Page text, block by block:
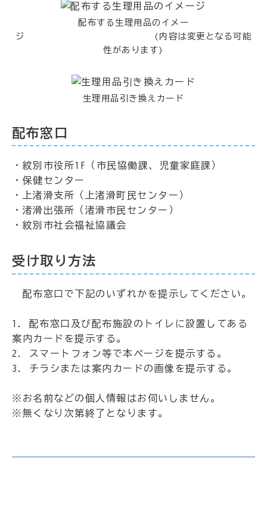
配布する生理用品のイメー
ジ (内容は変更となる可能
性があります)
生理用品引き換えカード
配布窓口
・紋別市役所1F（市民協働課、児童家庭課）
・保健センター
・上渚滑支所（上渚滑町民センター）
・渚滑出張所（渚滑市民センター）
・紋別市社会福祉協議会
受け取り方法
配布窓口で下記のいずれかを提示してください。
1. 配布窓口及び配布施設のトイレに設置してある
案内カードを提示する。
2. スマートフォン等で本ページを提示する。
3. チラシまたは案内カードの画像を提示する。
※お名前などの個人情報はお伺いしません。
※無くなり次第終了となります。